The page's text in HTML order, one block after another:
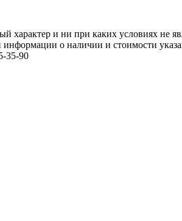
и ни при каких условиях не
о наличии и стоимости
35-90